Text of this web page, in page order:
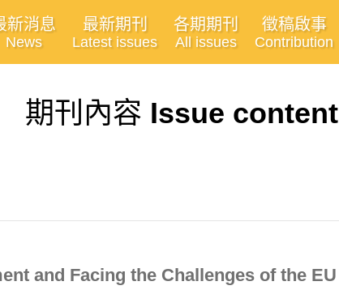
新消息
News
最新期刊
Latest issues
各期期刊
All issues
徵稿啟事
Contribution
期刊內容 Issue content
and Facing the Challenges of the EU